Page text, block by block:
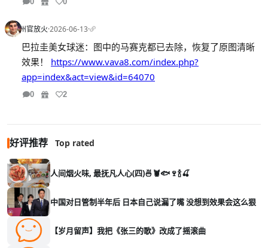
州官放火·2026-06-13·
巴拉圭美女球迷：图中的马赛克都已去除，恢复了原图清晰
效果！ https://www.vava8.com/index.php?
app=index&act=view&id=64070
0 2
好评推荐 Top rated
人间烟火味, 最抚凡人心(四)🍜🦞🐟🍷🍾🍒
中国对日管制半年后 日本自己说漏了嘴 没想到效果会这么狠
【岁月留声】我把《张三的歌》改成了摇滚曲